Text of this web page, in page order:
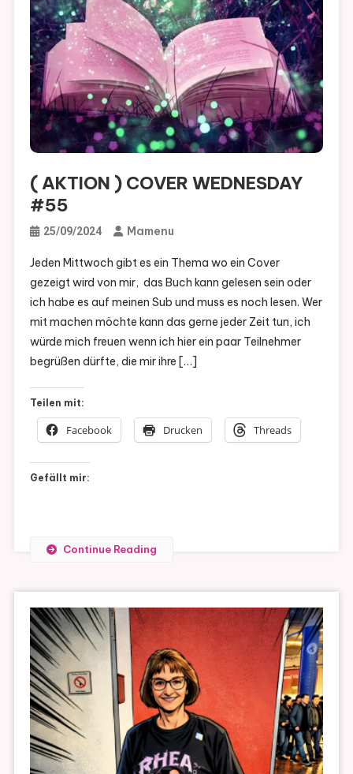
( AKTION ) COVER WEDNESDAY
#55
25/09/2024 Mamenu
Jeden Mittwoch gibt es ein Thema wo ein Cover
gezeigt wird von mir, das Buch kann gelesen sein oder
ich habe es auf meinen Sub und muss es noch lesen. Wer
mit machen möchte kann das gerne jeder Zeit tun, ich
würde mich freuen wenn ich hier ein paar Teilnehmer
begrüßen dürfte, die mir ihre […]
Teilen mit:
Facebook Drucken Threads
Gefällt mir:
Continue Reading